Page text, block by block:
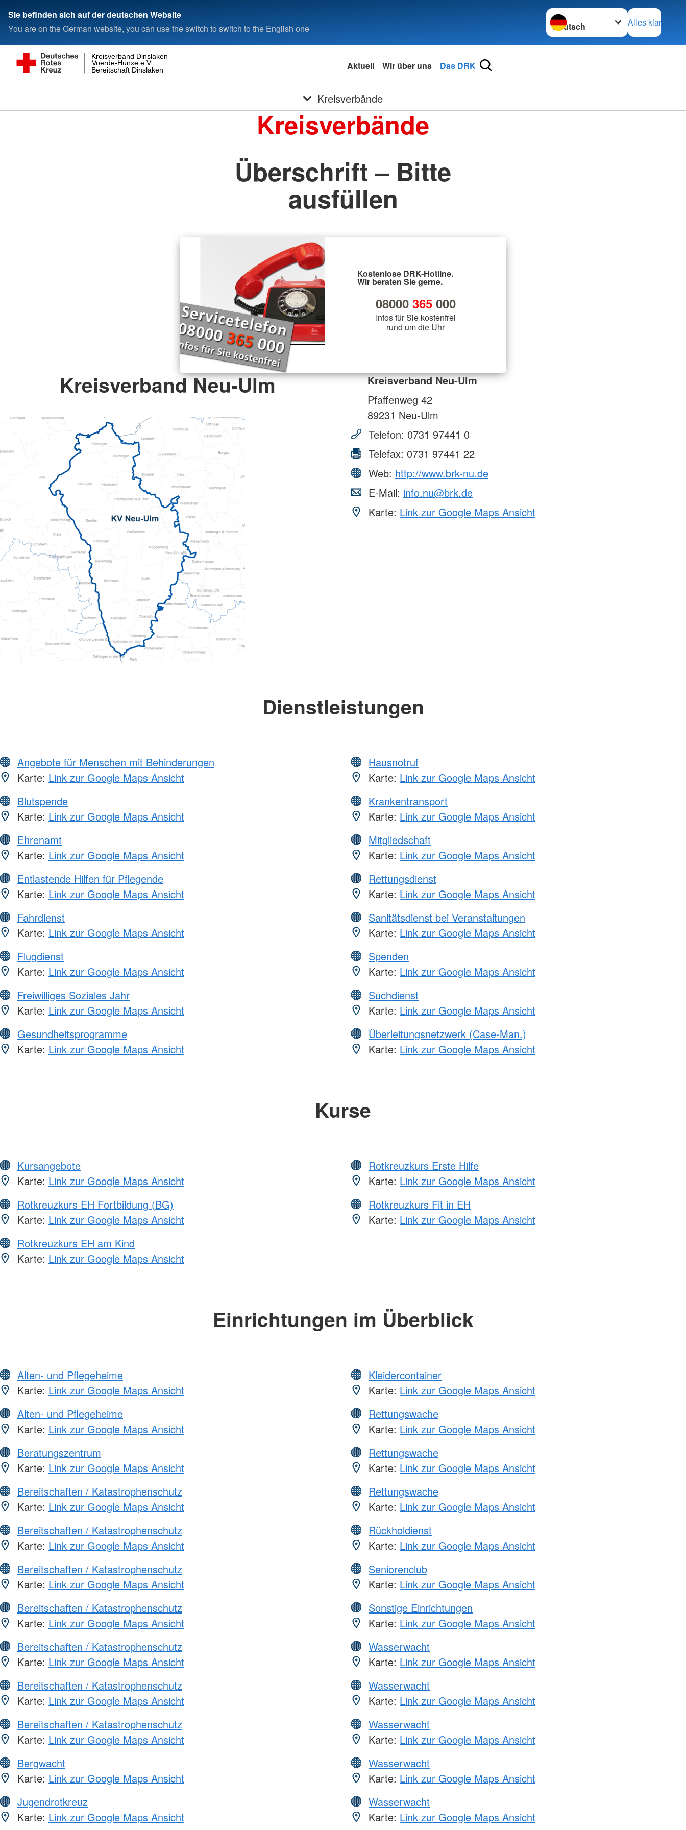
Sie befinden sich auf der deutschen Website
You are on the German website, you can use the switch to switch to the English one
Sprache wechseln zu
Alles klar
Bereitschaft Dinslaken
Voerde-Hünxe e.V.
Kreisverband Dinslaken-
Aktuell Wir über uns Das DRK
Kreisverbände
Kreisverbände
Überschrift – Bitte
ausfüllen
Kostenlose DRK-Hotline.
Wir beraten Sie gerne.
08000 365000
Infos für Sie kostenfrei
rund um die Uhr
Kreisverband Neu-Ulm
Kreisverband Neu-Ulm
Pfaffenweg 42
89231 Neu-Ulm
Telefon: 0731 97441 0
Telefax: 0731 97441 22
Web: http://www.brk-nu.de
E-Mail: info.nu@brk.de
Karte: Link zur Google Maps Ansicht
Dienstleistungen
Angebote für Menschen mit Behinderungen
Karte: Link zur Google Maps Ansicht
Blutspende
Karte: Link zur Google Maps Ansicht
Ehrenamt
Karte: Link zur Google Maps Ansicht
Entlastende Hilfen für Pflegende
Karte: Link zur Google Maps Ansicht
Fahrdienst
Karte: Link zur Google Maps Ansicht
Flugdienst
Karte: Link zur Google Maps Ansicht
Freiwilliges Soziales Jahr
Karte: Link zur Google Maps Ansicht
Gesundheitsprogramme
Karte: Link zur Google Maps Ansicht
Hausnotruf
Karte: Link zur Google Maps Ansicht
Krankentransport
Karte: Link zur Google Maps Ansicht
Mitgliedschaft
Karte: Link zur Google Maps Ansicht
Rettungsdienst
Karte: Link zur Google Maps Ansicht
Sanitätsdienst bei Veranstaltungen
Karte: Link zur Google Maps Ansicht
Spenden
Karte: Link zur Google Maps Ansicht
Suchdienst
Karte: Link zur Google Maps Ansicht
Überleitungsnetzwerk (Case-Man.)
Karte: Link zur Google Maps Ansicht
Kurse
Kursangebote
Karte: Link zur Google Maps Ansicht
Rotkreuzkurs EH Fortbildung (BG)
Karte: Link zur Google Maps Ansicht
Rotkreuzkurs EH am Kind
Karte: Link zur Google Maps Ansicht
Rotkreuzkurs Erste Hilfe
Karte: Link zur Google Maps Ansicht
Rotkreuzkurs Fit in EH
Karte: Link zur Google Maps Ansicht
Einrichtungen im Überblick
Alten- und Pflegeheime
Karte: Link zur Google Maps Ansicht
Alten- und Pflegeheime
Karte: Link zur Google Maps Ansicht
Beratungszentrum
Karte: Link zur Google Maps Ansicht
Bereitschaften / Katastrophenschutz
Karte: Link zur Google Maps Ansicht
Bereitschaften / Katastrophenschutz
Karte: Link zur Google Maps Ansicht
Bereitschaften / Katastrophenschutz
Karte: Link zur Google Maps Ansicht
Bereitschaften / Katastrophenschutz
Karte: Link zur Google Maps Ansicht
Bereitschaften / Katastrophenschutz
Karte: Link zur Google Maps Ansicht
Bereitschaften / Katastrophenschutz
Karte: Link zur Google Maps Ansicht
Bereitschaften / Katastrophenschutz
Karte: Link zur Google Maps Ansicht
Bergwacht
Karte: Link zur Google Maps Ansicht
Jugendrotkreuz
Karte: Link zur Google Maps Ansicht
Kleidercontainer
Karte: Link zur Google Maps Ansicht
Rettungswache
Karte: Link zur Google Maps Ansicht
Rettungswache
Karte: Link zur Google Maps Ansicht
Rettungswache
Karte: Link zur Google Maps Ansicht
Rückholdienst
Karte: Link zur Google Maps Ansicht
Seniorenclub
Karte: Link zur Google Maps Ansicht
Sonstige Einrichtungen
Karte: Link zur Google Maps Ansicht
Wasserwacht
Karte: Link zur Google Maps Ansicht
Wasserwacht
Karte: Link zur Google Maps Ansicht
Wasserwacht
Karte: Link zur Google Maps Ansicht
Wasserwacht
Karte: Link zur Google Maps Ansicht
Wasserwacht
Karte: Link zur Google Maps Ansicht